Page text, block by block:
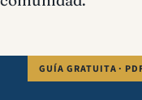
GUÍA GRATUITA ·